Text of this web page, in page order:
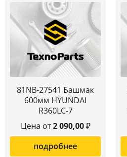
81NB-27541 Башмак
600мм HYUNDAI
R360LC-7
Цена от2 090,00₽
подробнее